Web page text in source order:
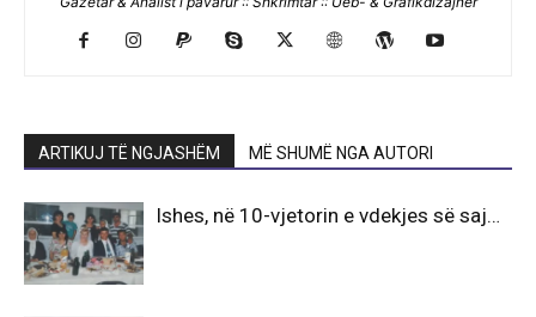
ARTIKUJ TË NGJASHËM MË SHUMË NGA AUTORI
Ishes, në 10-vjetorin e vdekjes së saj…